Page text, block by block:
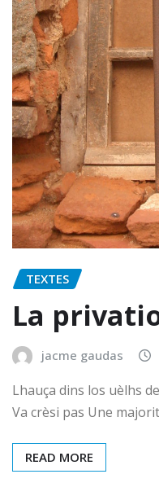
TEXTES
La
jacme gaudas
Lhauça dins los uèlhs
Va crèsi pas Une
READ MORE